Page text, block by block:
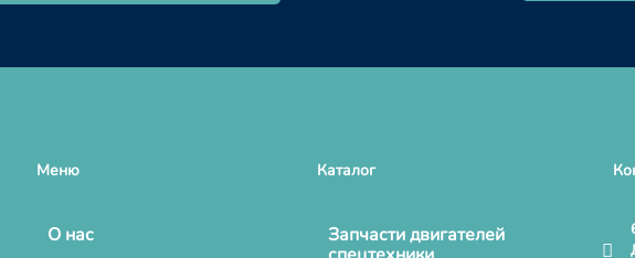
Меню
О нас
Каталог
Запчасти двигателей